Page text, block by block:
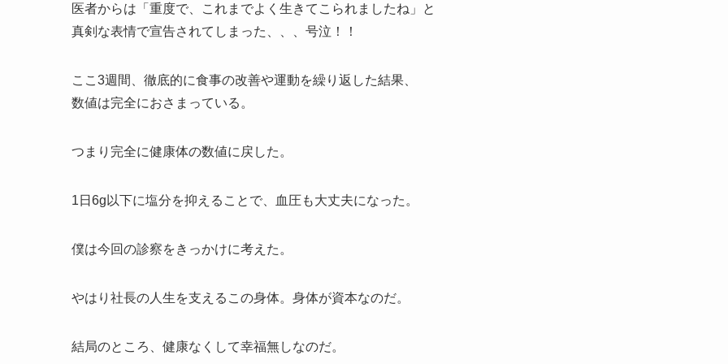
医者からは「重度で、これまでよく生きてこられましたね」と
真剣な表情で宣告されてしまった、、、号泣！！
ここ3週間、徹底的に食事の改善や運動を繰り返した結果、
数値は完全におさまっている。
つまり完全に健康体の数値に戻した。
1日6g以下に塩分を抑えることで、血圧も大丈夫になった。
僕は今回の診察をきっかけに考えた。
やはり社長の人生を支えるこの身体。身体が資本なのだ。
結局のところ、健康なくして幸福無しなのだ。